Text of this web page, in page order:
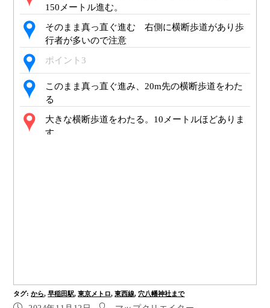
150メートル進む。
そのまま真っ直ぐ進む 右側に横断歩道があり歩
行者が多いので注意
ポイント3
このまま真っ直ぐ進み、20m先の横断歩道をわた
る
大きな横断歩道をわたる。10メートルほどありま
す。
タグ:から, 早稲田駅, 東京メトロ, 東西線, 穴八幡神社まで